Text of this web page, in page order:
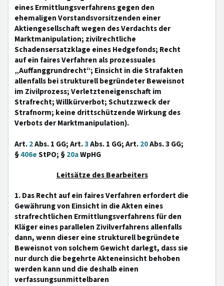
eines Ermittlungsverfahrens gegen den
ehemaligen Vorstandsvorsitzenden einer
Aktiengesellschaft wegen des Verdachts der
Marktmanipulation; zivilrechtliche
Schadensersatzklage eines Hedgefonds; Recht
auf ein faires Verfahren als prozessuales
„Auffanggrundrecht“; Einsicht in die Strafakten
allenfalls bei strukturell begründeter Beweisnot
im Zivilprozess; Verletzteneigenschaft im
Strafrecht; Willkürverbot; Schutzzweck der
Strafnorm; keine drittschützende Wirkung des
Verbots der Marktmanipulation).
Art.2Abs. 1 GG; Art.3Abs. 1 GG; Art.20Abs. 3 GG;
§406eStPO; §20aWpHG
Leitsätze des Bearbeiters
1. Das Recht auf ein faires Verfahren erfordert die
Gewährung von Einsicht in die Akten eines
strafrechtlichen Ermittlungsverfahrens für den
Kläger eines parallelen Zivilverfahrens allenfalls
dann, wenn dieser eine strukturell begründete
Beweisnot von solchem Gewicht darlegt, dass sie
nur durch die begehrte Akteneinsicht behoben
werden kann und die deshalb einen
verfassungsunmittelbaren